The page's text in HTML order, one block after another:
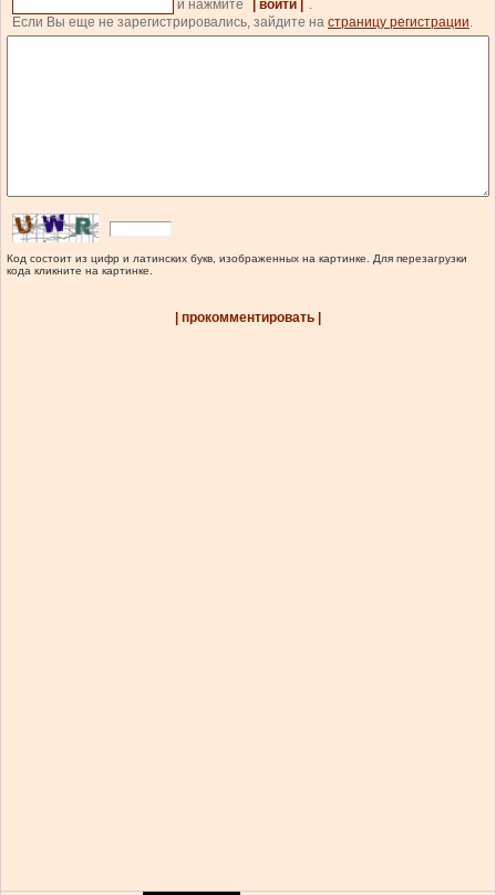
и нажмите
| войти |
.
Если Вы еще не зарегистрировались, зайдите на страницу регистрации.
Код состоит из цифр и латинских букв, изображенных на картинке. Для перезагрузки
кода кликните на картинке.
| прокомментировать |